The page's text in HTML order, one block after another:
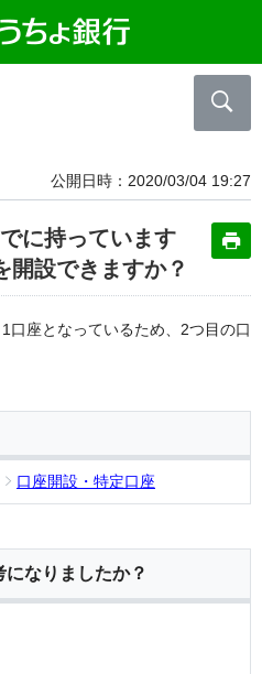
公開日時 2020/03/04 19:27
に持っています
開設できますか？
口座となっているため、2つ目の口
口座開設・特定口座
になりましたか？